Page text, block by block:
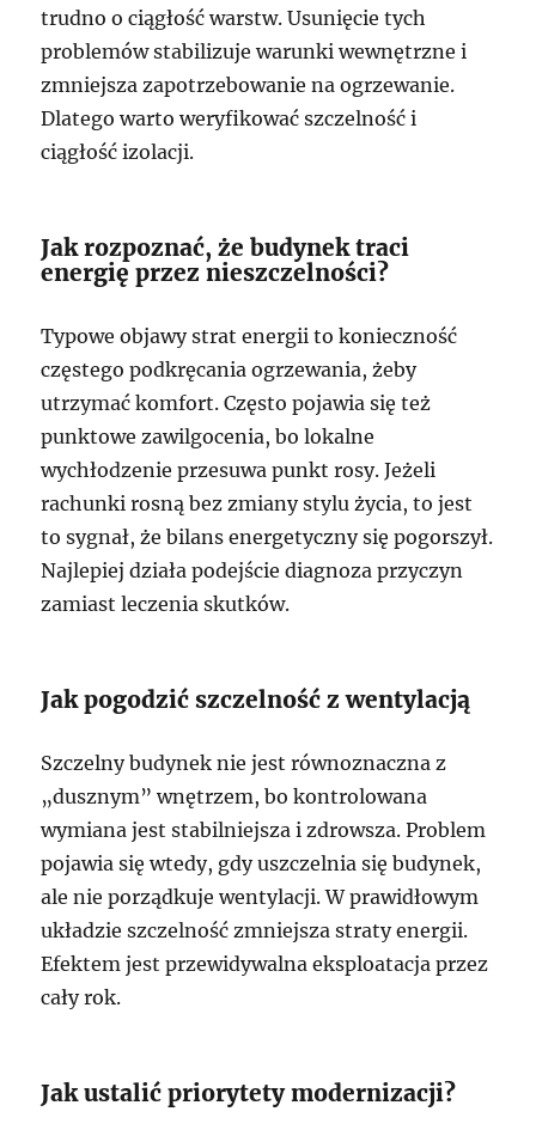
trudno o ciągłość warstw. Usunięcie tych
problemów stabilizuje warunki wewnętrzne i
zmniejsza zapotrzebowanie na ogrzewanie.
Dlatego warto weryfikować szczelność i
ciągłość izolacji.
Jak rozpoznać, że budynek traci
energię przez nieszczelności?
Typowe objawy strat energii to konieczność
częstego podkręcania ogrzewania, żeby
utrzymać komfort. Często pojawia się też
punktowe zawilgocenia, bo lokalne
wychłodzenie przesuwa punkt rosy. Jeżeli
rachunki rosną bez zmiany stylu życia, to jest
to sygnał, że bilans energetyczny się pogorszył.
Najlepiej działa podejście diagnoza przyczyn
zamiast leczenia skutków.
Jak pogodzić szczelność z wentylacją
Szczelny budynek nie jest równoznaczna z
„dusznym” wnętrzem, bo kontrolowana
wymiana jest stabilniejsza i zdrowsza. Problem
pojawia się wtedy, gdy uszczelnia się budynek,
ale nie porządkuje wentylacji. W prawidłowym
układzie szczelność zmniejsza straty energii.
Efektem jest przewidywalna eksploatacja przez
cały rok.
Jak ustalić priorytety modernizacji?